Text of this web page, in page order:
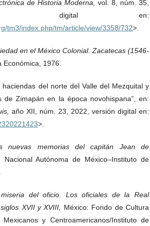
de Historia Moderna, vol. 8, núm. 35,
digital en:
tm3/index.php/tm/article/view/3358/732>.
en el México Colonial. Zacatecas (1546-
1976.
haciendas del norte del Valle del Mezquital y
Zimapán en la época novohispana”, en:
año XII, núm. 23, 2022, versión digital en:
>.
nuevas memorias del capitán Jean de
Nacional Autónoma de México–Instituto de
del oficio. Los oficiales de la Real
XVII y XVIII, México: Fondo de Cultura
y Centroamericanos/Instituto de